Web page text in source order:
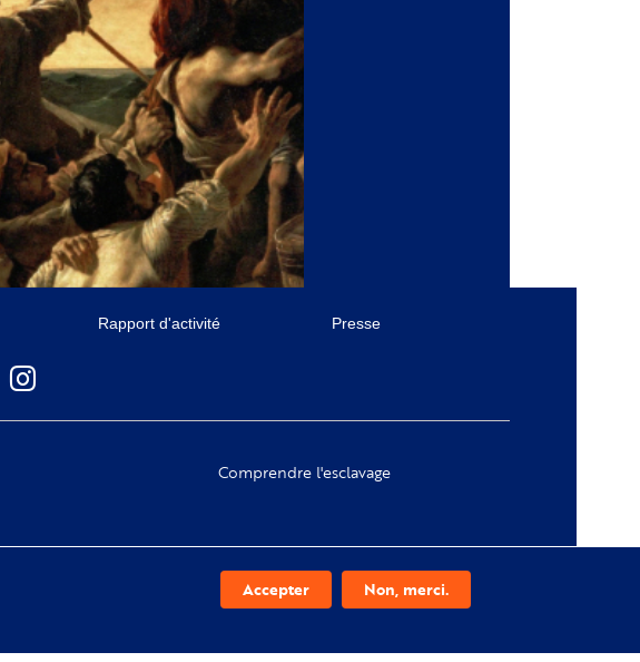
Rapport d'activité Presse
Comprendre l'esclavage
Accepter Non, merci.